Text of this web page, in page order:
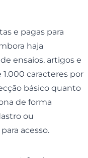
e pagas para
haja
ensaios, artigos e
caracteres por
básico quanto
de forma
ou
acesso.